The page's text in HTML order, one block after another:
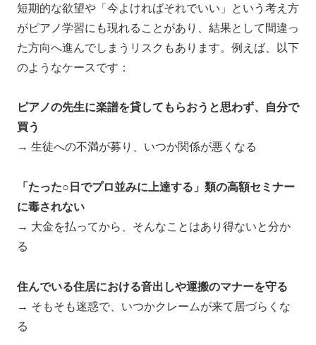
短期的な欲望や「今よければそれでいい」という考え方
がピアノ学習にも現れることがあり、結果として間違っ
た方向へ進んでしまうリスクもあります。例えば、以下
のようなケースです：
ピアノの先生に楽譜を貸してもらおうと思わず、自分で
買う
→ 生徒への不満が募り、いつか関係が悪くなる
「たった○日でプロ並みに上達する」類の高額セミナー
に毒されない
→ 大金を払ってから、そんなことはあり得ないと分か
る
住んでいる住居における音出しや運搬のマナーを守る
→ そもそも迷惑で、いつかクレームが来て居づらくな
る